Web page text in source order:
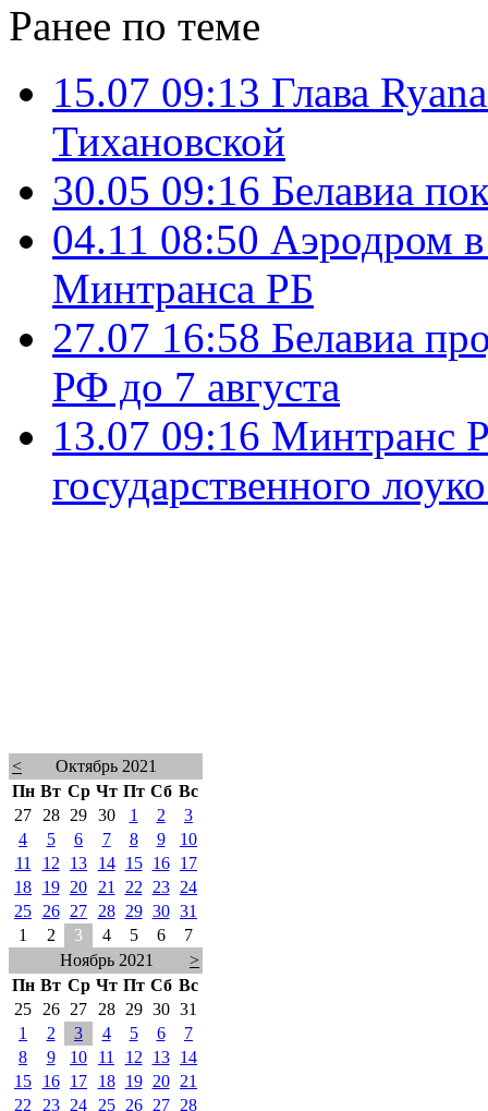
Ранее по теме
15.07 09:13 Глава
Тихановской
30.05 09:16 Белавиа
04.11 08:50 Аэродром
Минтранса РБ
27.07 16:58 Белавиа
РФ до 7 августа
13.07 09:16 Минтранс
государственного
<
Октябрь 2021
Пн Вт Ср Чт Пт Сб Вс
27
28 29 30 1 2
3
4
5 6 7 8 9
10
11
12 13 14 15 16
17
18
19 20 21 22 23
24
25
26 27 28 29 30 31
1
2 3 4 5 6
7
Ноябрь 2021
>
Пн Вт Ср Чт Пт Сб Вс
25
26 27 28 29 30 31
1
2 3 4 5 6
7
8
9 10 11 12 13
14
15
16 17 18 19 20
21
22
23 24 25 26 27 28